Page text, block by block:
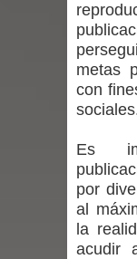
metas
con
Es
por
al
la
acudir